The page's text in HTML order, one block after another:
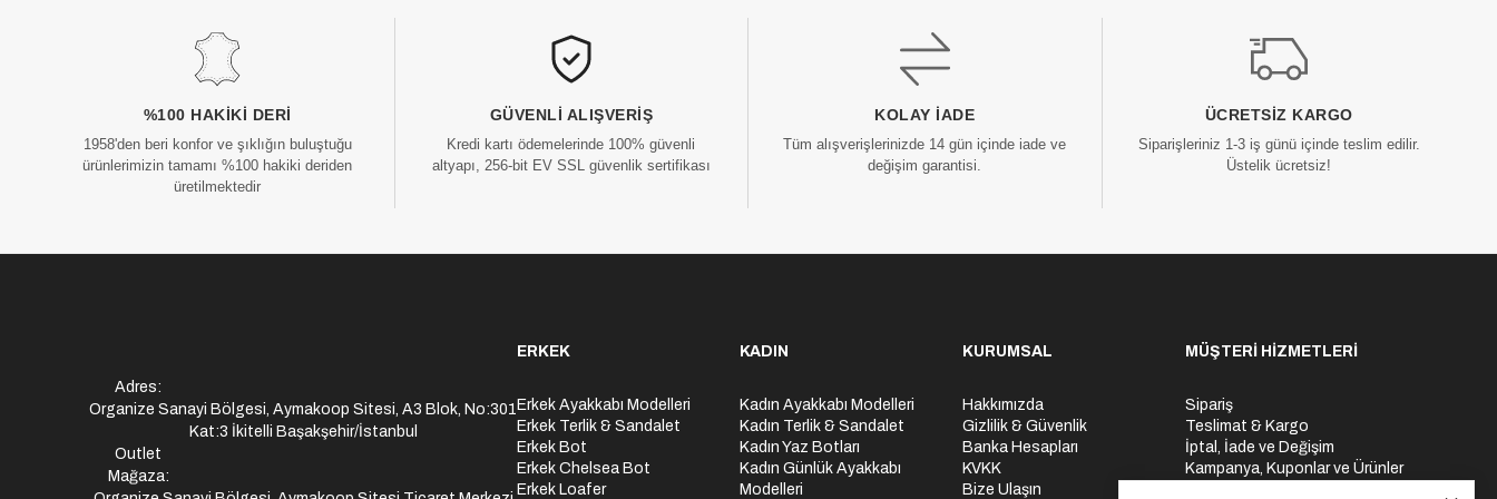
%100 HAKIKI DERI
1958'den beri konfor ve şıklığın buluştuğu
ürünlerimizin tamamı %100 hakiki deriden
üretilmektedir
GÜVENLI ALIŞVERIŞ
Kredi kartı ödemelerinde 100% güvenli
altyapı, 256-bit EV SSL güvenlik sertifikası
KOLAY İADE
Tüm alışverişlerinizde 14 gün içinde iade ve
değişim garantisi.
ÜCRETSIZ KARGO
Siparişleriniz 1-3 iş günü içinde teslim edilir.
Üstelik ücretsiz!
Adres:
Organize Sanayi Bölgesi, Aymakoop Sitesi, A3 Blok, No:301
Kat:3 İkitelli Başakşehir/İstanbul
Outlet
Mağaza:
ERKEK
Erkek Ayakkabı Modelleri
Erkek Terlik & Sandalet
Erkek Bot
Erkek Chelsea Bot
Erkek Loafer
KADIN
Kadın Ayakkabı Modelleri
Kadın Terlik & Sandalet
Kadın Yaz Botları
Kadın Günlük Ayakkabı
Modelleri
KURUMSAL
Hakkımızda
Gizlilik & Güvenlik
Banka Hesapları
KVKK
Bize Ulaşın
MÜŞTERİ HİZMETLERİ
Sipariş
Teslimat & Kargo
İptal, İade ve Değişim
Kampanya, Kuponlar ve Ürünler